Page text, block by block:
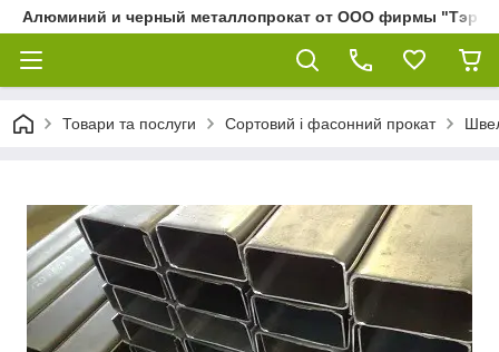
Алюминий и черный металлопрокат от ООО фирмы "Тэра"
Товари та послуги Сортовий і фасонний прокат